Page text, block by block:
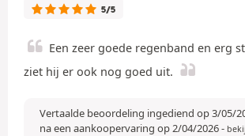
5/5
Een zeer goede regenband en erg
ziet hij er ook nog goed uit.
Vertaalde beoordeling ingediend op 3/05/
na een aankoopervaring op 2/04/2026-